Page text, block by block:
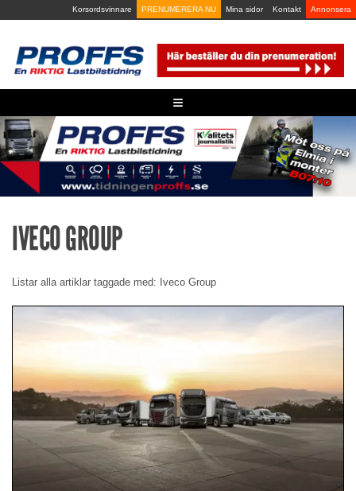
to
Korsordsvinnare PRENUMERERA NU Mina sidor Kontakt Annonsera
≡
IVECO GROUP
Listar alla artiklar taggade med: Iveco Group